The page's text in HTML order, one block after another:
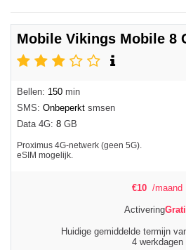
Mobile Vikings Mobile 8
Bellen: 150 min
SMS: Onbeperkt smsen
Data 4G: 8 GB
Proximus 4G-netwerk (geen 5G).
eSIM mogelijk.
€10 /maand
Activering
Huidige gemiddelde termijn
4 werkdagen